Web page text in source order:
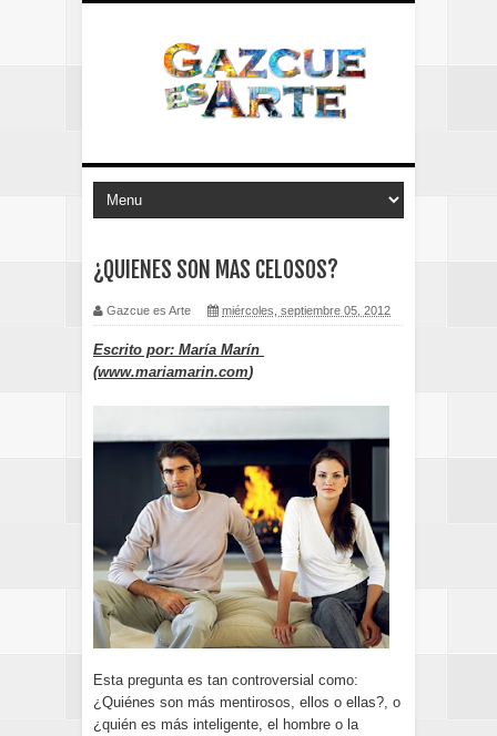
¿QUIENES SON MAS CELOSOS?
Gazcue es Arte miércoles, septiembre 05, 2012
Escrito por: María Marín
(www.mariamarin.com)
Esta pregunta es tan controversial como:
¿Quiénes son más mentirosos, ellos o ellas?, o
¿quién es más inteligente, el hombre o la